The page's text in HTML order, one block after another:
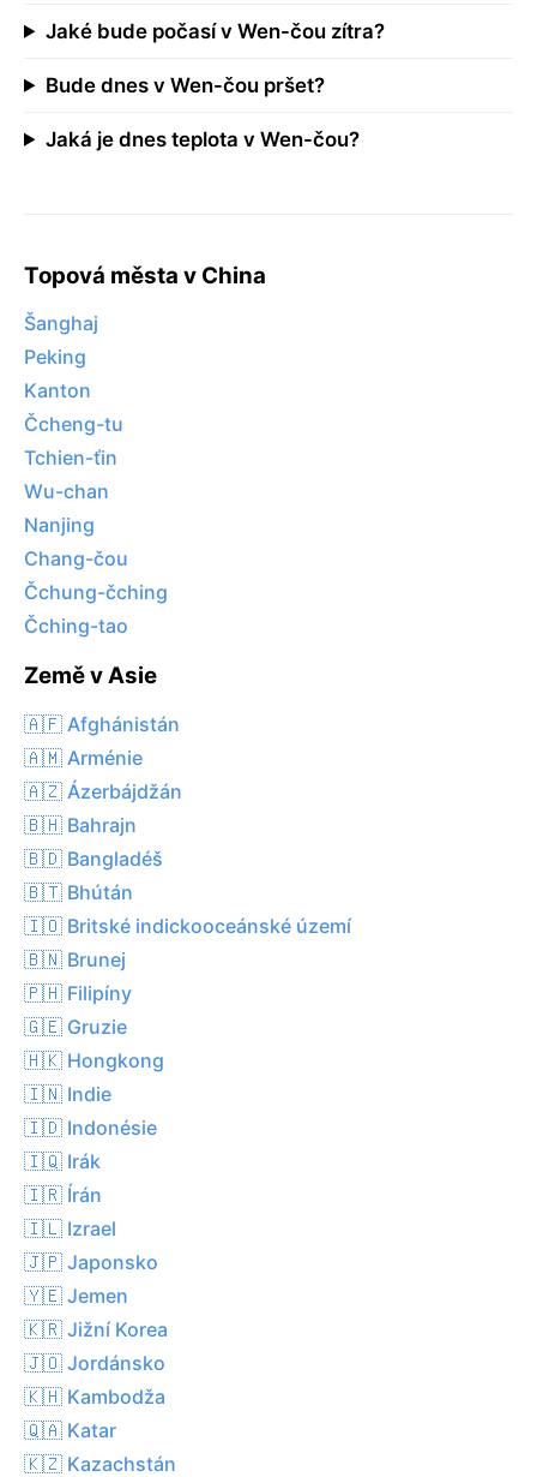
Jaké bude počasí v Wen-čou zítra?
Bude dnes v Wen-čou pršet?
Jaká je dnes teplota v Wen-čou?
Topová města v China
Šanghaj
Peking
Kanton
Čcheng-tu
Tchien-ťin
Wu-chan
Nanjing
Chang-čou
Čchung-čching
Čching-tao
Země v Asie
🇦🇫 Afghánistán
🇦🇲 Arménie
🇦🇿 Ázerbájdžán
🇧🇭 Bahrajn
🇧🇩 Bangladéš
🇧🇹 Bhútán
🇮🇴 Britské indickooceánské území
🇧🇳 Brunej
🇵🇭 Filipíny
🇬🇪 Gruzie
🇭🇰 Hongkong
🇮🇳 Indie
🇮🇩 Indonésie
🇮🇶 Irák
🇮🇷 Írán
🇮🇱 Izrael
🇯🇵 Japonsko
🇾🇪 Jemen
🇰🇷 Jižní Korea
🇯🇴 Jordánsko
🇰🇭 Kambodža
🇶🇦 Katar
🇰🇿 Kazachstán